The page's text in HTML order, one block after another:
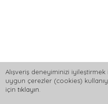
Alışveriş deneyiminizi
uygun çerezler (cookies)
için tıklayın